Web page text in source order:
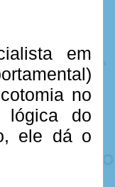
em
no
lógica do
ele dá o